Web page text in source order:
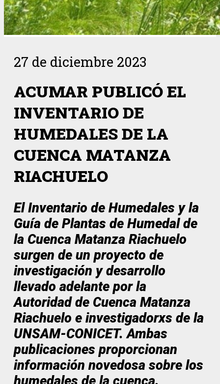
27 de diciembre 2023
ACUMAR PUBLICÓ EL
INVENTARIO DE
HUMEDALES DE LA
CUENCA MATANZA
RIACHUELO
El Inventario de Humedales y la
Guía de Plantas de Humedal de
la Cuenca Matanza Riachuelo
surgen de un proyecto de
investigación y desarrollo
llevado adelante por la
Autoridad de Cuenca Matanza
Riachuelo e investigadorxs de la
UNSAM-CONICET. Ambas
publicaciones proporcionan
información novedosa sobre los